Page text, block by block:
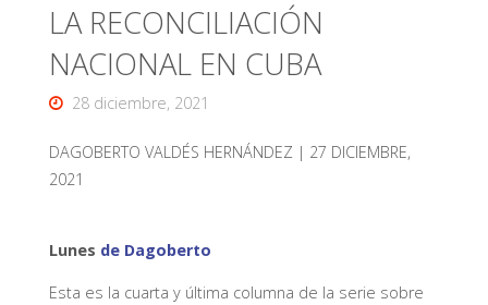
LA RECONCILIACIÓN
NACIONAL EN CUBA
28 diciembre, 2021
DAGOBERTO VALDÉS HERNÁNDEZ | 27 DICIEMBRE,
2021
Lunes de Dagoberto
Esta es la cuarta y última columna de la serie sobre